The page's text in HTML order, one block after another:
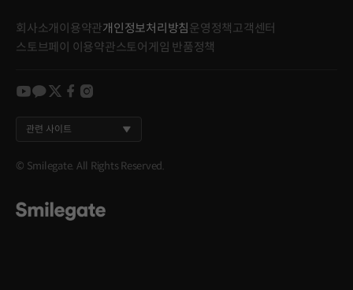
회사소개이용약관개인정보처리방침 운영정책고객센터
스토브페이 이용약관스토어게임 반품정책
youtube
kakao
twitter
facebook
instagram
관련 사이트
© Smilegate. All Rights Reserved.